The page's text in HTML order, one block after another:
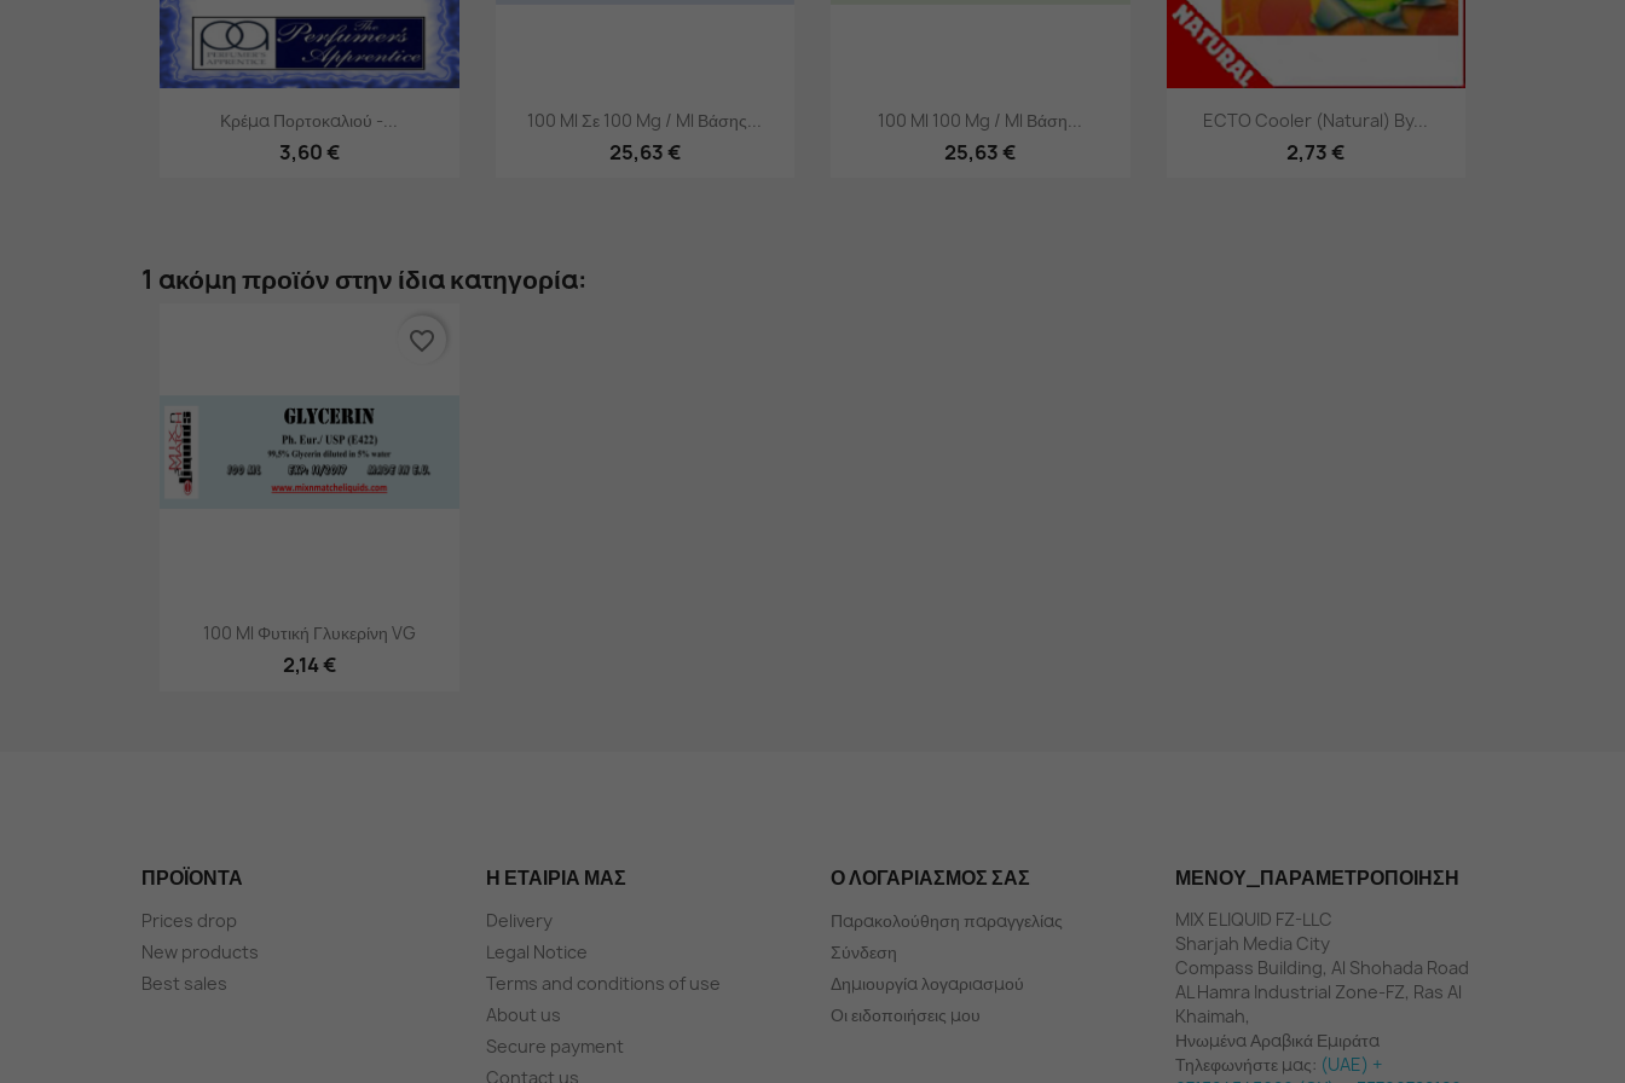
Γρήγορη προβολή
Κρέμα Πορτοκαλιού -...
3,60 €
 Γρήγορη προβολή
100 Ml Σε 100 Mg / Ml Βάσης...
25,63 €
Γρήγορη προβολή
100 Ml 100 Mg / Ml Βάση...
25,63 €
Γρήγορη προβολή
ECTO Cooler (Natural) By...
2,73 €
1 ακόμη προϊόν στην ίδια κατηγορία:
Γρήγορη προβολή
100 Ml Φυτική Γλυκερίνη VG
2,14 €
favorite_border
ΠΡΟΪΌΝΤΑ
Prices drop
New products
Best sales
Η ΕΤΑΙΡΊΑ ΜΑΣ
Delivery
Legal Notice
Terms and conditions of use
About us
Secure payment
Contact us
Ο ΛΟΓΑΡΙΑΣΜΌΣ ΣΑΣ
Παρακολούθηση παραγγελίας
Σύνδεση
Δημιουργία λογαριασμού
Οι ειδοποιήσεις μου
ΜΕΝΟΎ_ΠΑΡΑΜΕΤΡΟΠΟΊΗΣΗ
MIX ELIQUID FZ-LLC
Sharjah Media City
Compass Building, Al Shohada Road
AL Hamra Industrial Zone-FZ, Ras Al
Khaimah,
Ηνωμένα Αραβικά Εμιράτα
Τηλεφωνήστε μας: (UAE) +